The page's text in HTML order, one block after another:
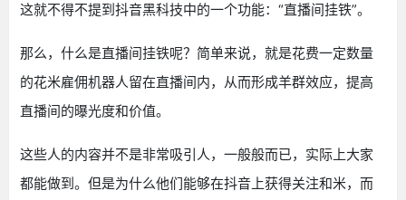
这就不得不提到抖音黑科技中的一个功能：“直播间挂铁”。
那么，什么是直播间挂铁呢？简单来说，就是花费一定数量
的花米雇佣机器人留在直播间内，从而形成羊群效应，提高
直播间的曝光度和价值。
这些人的内容并不是非常吸引人，一般般而已，实际上大家
都能做到。但是为什么他们能够在抖音上获得关注和米，而